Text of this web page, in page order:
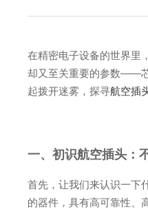
在精密电子设备的世界里
却又至关重要的参数——
起拨开迷雾，探寻航空插
一、初识航空插头：
首先，让我们来认识一下
的器件，具有高可靠性、